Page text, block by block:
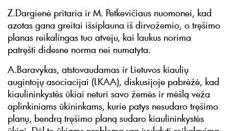
Z.Dargienė pritaria ir M. Petkevičiaus nuomonei, kad
azotas gana greitai išsiplauna iš dirvožemio, o tręšimo
planas reikalingas tuo atveju, kai laukus norima
patręšti didesne norma nei numatyta.
A.Baravykas, atstovaudamas ir Lietuvos kiaulių
augintojų asociacijai (LKAA), diskusijoje pabrėžė, kad
kiaulininkystės ūkiai neturi savo žemės ir mėšlą veža
aplinkiniams ūkininkams, kurie patys nesudaro tręšimo
planų, bendrą tręšimo planą sudaro kiaulininkystės